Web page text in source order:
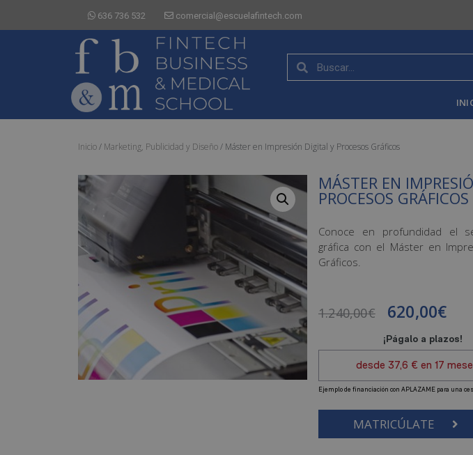
636 736 532 comercial@escuelafintech.com
Inicio/ Marketing, Publicidad y Diseño/ Máster en Impresión Digital y Procesos Gráficos
MÁSTER EN
PROCESOS GRÁFICOS
Conoce en profundidad el
gráfica con el Máster en
Gráficos.
1.240,00€ 620,00€
MATRICÚLATE